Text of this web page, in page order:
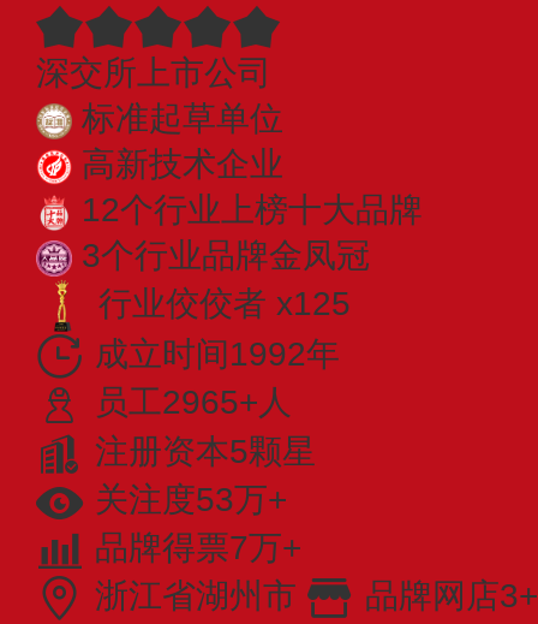
深交所上市公司
标准起草单位
高新技术企业
12个行业上榜十大品牌
3个行业品牌金凤冠
行业佼佼者 x125
成立时间1992年
员工2965+人
注册资本5颗星
关注度53万+
品牌得票7万+
浙江省湖州市
品牌网店3+